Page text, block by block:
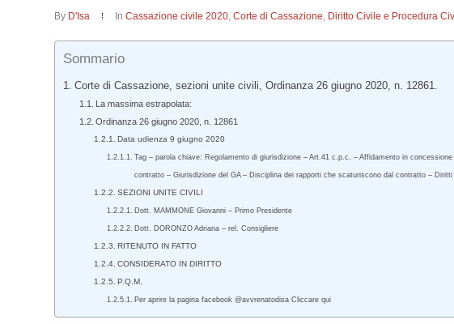
By D'Isa InCassazione civile 2020,Corte di Cassazione, Diritto Civile e Procedura
Sommario
Corte di Cassazione, sezioni unite civili, Ordinanza 26 giugno 2020, n. 12861.
La massima estrapolata:
Ordinanza 26 giugno 2020, n. 12861
Data udienza 9 giugno 2020
Tag – parola chiave: Regolamento di giurisdizione – Art.41 c.p.c. – Affidamento in
contratto – Giurisdizione del GA – Disciplina dei rapporti che scaturiscono dal contratto –
SEZIONI UNITE CIVILI
Dott. MAMMONE Giovanni – Primo Presidente
Dott. DORONZO Adriana – rel. Consigliere
RITENUTO IN FATTO
CONSIDERATO IN DIRITTO
P.Q.M.
Per aprire la pagina facebook @avvrenatodisa Cliccare qui